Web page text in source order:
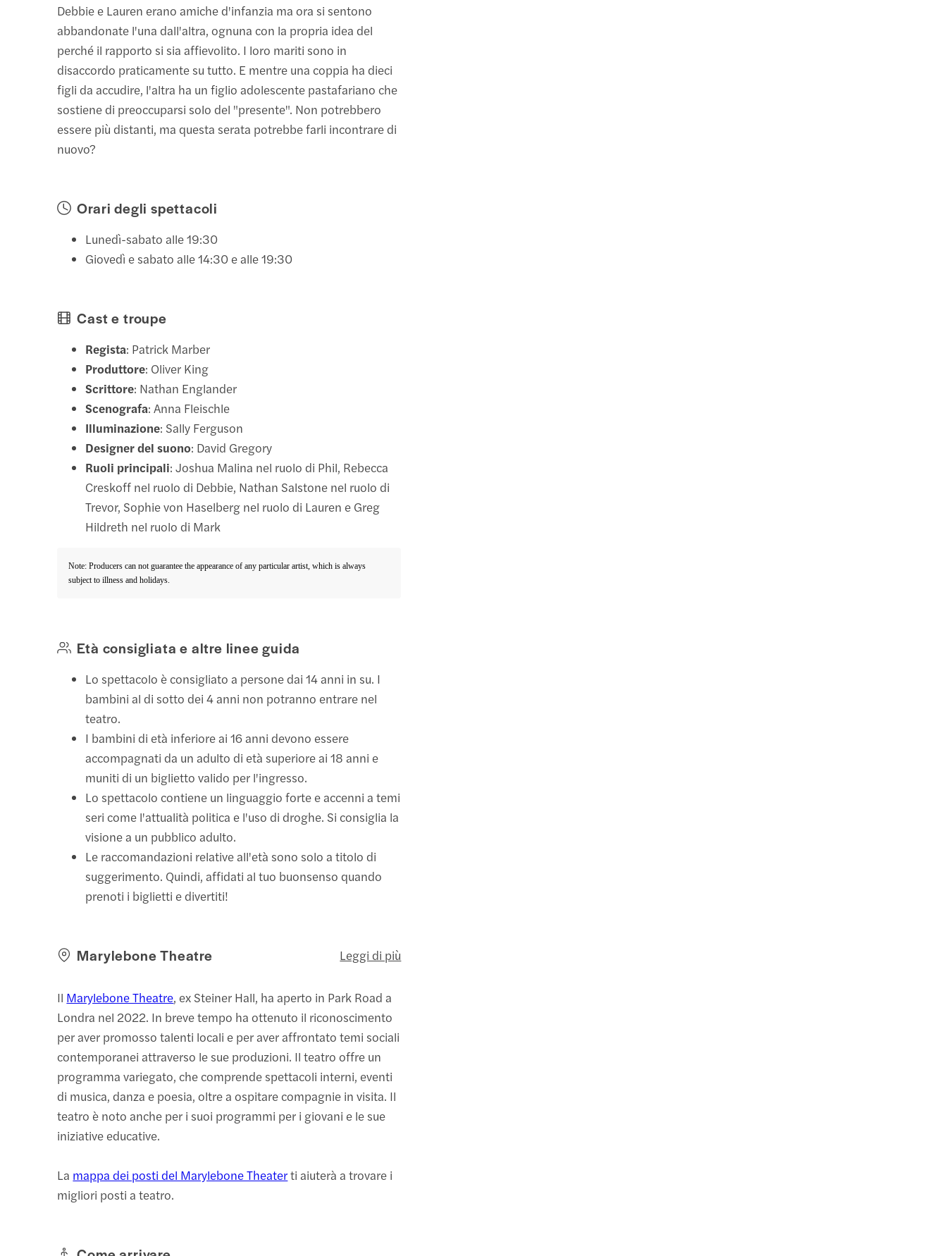
Debbie e Lauren erano amiche d'infanzia ma ora si sentono
abbandonate l'una dall'altra, ognuna con la propria idea del
perché il rapporto si sia affievolito. I loro mariti sono in
disaccordo praticamente su tutto. E mentre una coppia ha dieci
figli da accudire, l'altra ha un figlio adolescente pastafariano che
sostiene di preoccuparsi solo del "presente". Non potrebbero
essere più distanti, ma questa serata potrebbe farli incontrare di
nuovo?
Orari degli spettacoli
Lunedì-sabato alle 19:30
Giovedì e sabato alle 14:30 e alle 19:30
Cast e troupe
Regista: Patrick Marber
Produttore: Oliver King
Scrittore: Nathan Englander
Scenografa: Anna Fleischle
Illuminazione: Sally Ferguson
Designer del suono: David Gregory
Ruoli principali: Joshua Malina nel ruolo di Phil, Rebecca
Creskoff nel ruolo di Debbie, Nathan Salstone nel ruolo di
Trevor, Sophie von Haselberg nel ruolo di Lauren e Greg
Hildreth nel ruolo di Mark
Note: Producers can not guarantee the appearance of any particular artist, which is always
subject to illness and holidays.
Età consigliata e altre linee guida
Lo spettacolo è consigliato a persone dai 14 anni in su. I
bambini al di sotto dei 4 anni non potranno entrare nel
teatro.
I bambini di età inferiore ai 16 anni devono essere
accompagnati da un adulto di età superiore ai 18 anni e
muniti di un biglietto valido per l'ingresso.
Lo spettacolo contiene un linguaggio forte e accenni a temi
seri come l'attualità politica e l'uso di droghe. Si consiglia la
visione a un pubblico adulto.
Le raccomandazioni relative all'età sono solo a titolo di
suggerimento. Quindi, affidati al tuo buonsenso quando
prenoti i biglietti e divertiti!
Marylebone Theatre Leggi di più
Il Marylebone Theatre, ex Steiner Hall, ha aperto in Park Road a
Londra nel 2022. In breve tempo ha ottenuto il riconoscimento
per aver promosso talenti locali e per aver affrontato temi sociali
contemporanei attraverso le sue produzioni. Il teatro offre un
programma variegato, che comprende spettacoli interni, eventi
di musica, danza e poesia, oltre a ospitare compagnie in visita. Il
teatro è noto anche per i suoi programmi per i giovani e le sue
iniziative educative.
La mappa dei posti del Marylebone Theaterti aiuterà a trovare i
migliori posti a teatro.